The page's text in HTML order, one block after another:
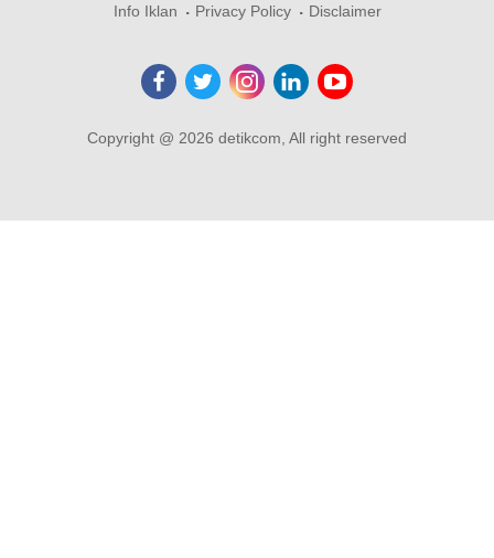
Info Iklan
Privacy Policy Disclaimer
Copyright @ 2026 detikcom, All right reserved